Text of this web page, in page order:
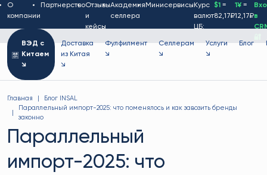
О
компании
ПартнерствоОтзывы
и
кейсы
Академия
селлера
Минисервисы Курс
валют
ЦБ:
$1 =
82,17₽
1¥=
12,17₽в
ВЭД с
Китаем
↘
Доставка
из Китая
↘
Фулфилмент
↘
Селлерам
↘
Услуги
↘
Блог
Главная
Блог INSAL
Параллельный импорт-2025: что поменялось и как завозить бренды
законно
Параллельный
импорт-2025: что